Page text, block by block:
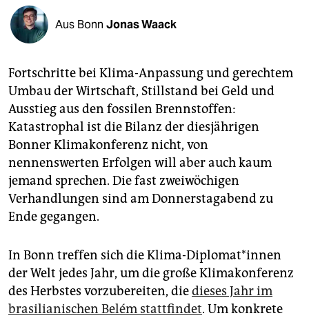
abo
genossenschaft
Aus Bonn Jonas Waack
Fortschritte bei Klima-Anpassung und gerechtem
Umbau der Wirtschaft, Stillstand bei Geld und
Ausstieg aus den fossilen Brennstoffen:
Katastrophal ist die Bilanz der diesjährigen
Bonner Klimakonferenz nicht, von
nennenswerten Erfolgen will aber auch kaum
jemand sprechen. Die fast zweiwöchigen
Verhandlungen sind am Donnerstagabend zu
Ende gegangen.
In Bonn treffen sich die Klima-Diplomat*innen
der Welt jedes Jahr, um die große Klimakonferenz
des Herbstes vorzubereiten, diedieses Jahr im
brasilianischen Belém stattfindet. Um konkrete